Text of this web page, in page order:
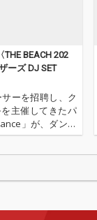
BEACH 202
ーズ DJ SET
ーを招聘し、ク
主催してきたパ
」が、ダンス
ーチフェス〈THE